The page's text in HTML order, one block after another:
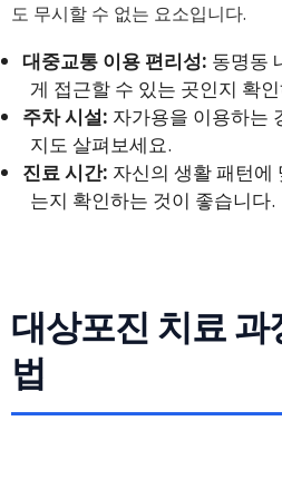
도 무시할 수 없는 요소입니다.
대중교통 이용 편리성: 동명동
게 접근할 수 있는 곳인지 확
주차 시설: 자가용을 이용하는
지도 살펴보세요.
진료 시간: 자신의 생활 패턴에
는지 확인하는 것이 좋습니다.
대상포진 치료
법